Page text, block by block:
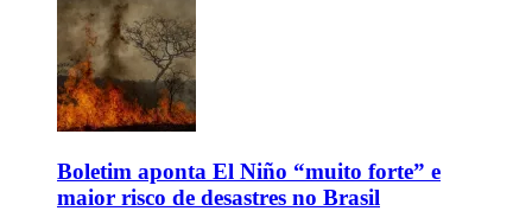
Boletim aponta El Niño “muito forte” e
maior risco de desastres no Brasil